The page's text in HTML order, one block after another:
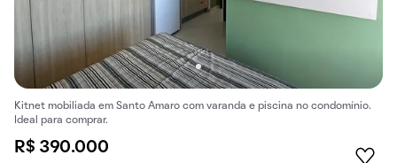
Kitnet mobiliada em Santo Amaro com varanda e piscina no condomínio.
Ideal para comprar.
R$ 390.000